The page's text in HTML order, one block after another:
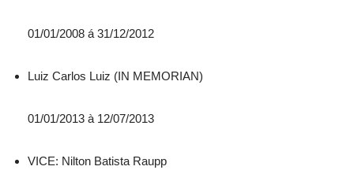
01/01/2008 á 31/12/2012
Luiz Carlos Luiz (IN MEMORIAN)
01/01/2013 à 12/07/2013
VICE: Nilton Batista Raupp